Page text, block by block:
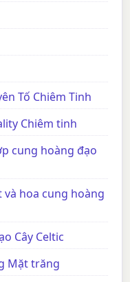
Tố Chiêm Tinh
Chiêm tinh
cung hoàng đạo
hoa cung hoàng
Cây Celtic
Mặt trăng